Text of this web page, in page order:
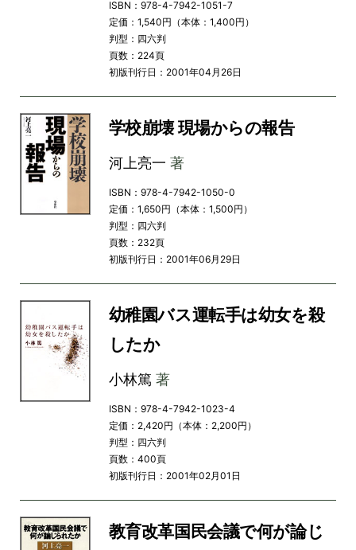
ISBN：978-4-7942-1051-7
定価：1,540円（本体：1,400円）
判型：四六判
頁数：224頁
初版刊行日：2001年04月26日
学校崩壊 現場からの報告
河上亮一 著
ISBN：978-4-7942-1050-0
定価：1,650円（本体：1,500円）
判型：四六判
頁数：232頁
初版刊行日：2001年06月29日
幼稚園バス運転手は幼女を殺
したか
小林篤 著
ISBN：978-4-7942-1023-4
定価：2,420円（本体：2,200円）
判型：四六判
頁数：400頁
初版刊行日：2001年02月01日
教育改革国民会議で何が論じ